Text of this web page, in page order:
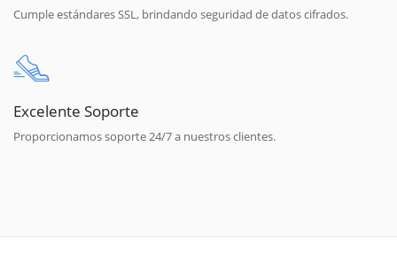
Cumple estándares SSL, brindando seguridad de datos cifrados.
Excelente Soporte
Proporcionamos soporte 24/7 a nuestros clientes.